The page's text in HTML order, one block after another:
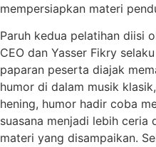
mempersiapkan materi
Paruh kedua pelatihan diisi
CEO dan Yasser Fikry
paparan peserta diajak
humor di dalam musik
hening, humor hadir coba
suasana menjadi lebih ceria
materi yang disampaikan.